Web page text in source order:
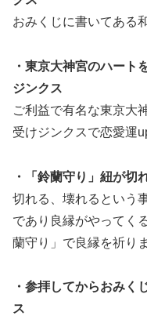
おみくじに書いてある
・東京大神宮のハート
ジンクス
ご利益で有名な東京大
受けジンクスで恋愛運
・「鈴蘭守り」紐が切
切れる、壊れるという
であり良縁がやってく
蘭守り」で良縁を祈り
・参拝してからおみく
ス